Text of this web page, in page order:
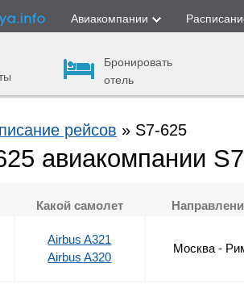
Авиакомпании
Бронировать
отель
рейсов » S7-625
авиакомпании
Какой самолет
Airbus A321
Airbus A320
Москва -